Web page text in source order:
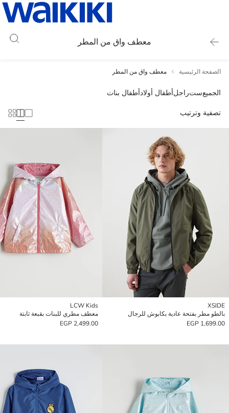
معطف واق من المطر
الصفحة الرئيسية معطف واق من المطر
الجميعستراجلأطفال أولادأطفال بنات
تصفية وترتيب
XSIDE
بالطو مطر بفتحة عادية بكابوش للرجال
1,699.00 EGP
LCW Kids
معطف مطري للبنات بقبعة ثابتة
2,499.00 EGP